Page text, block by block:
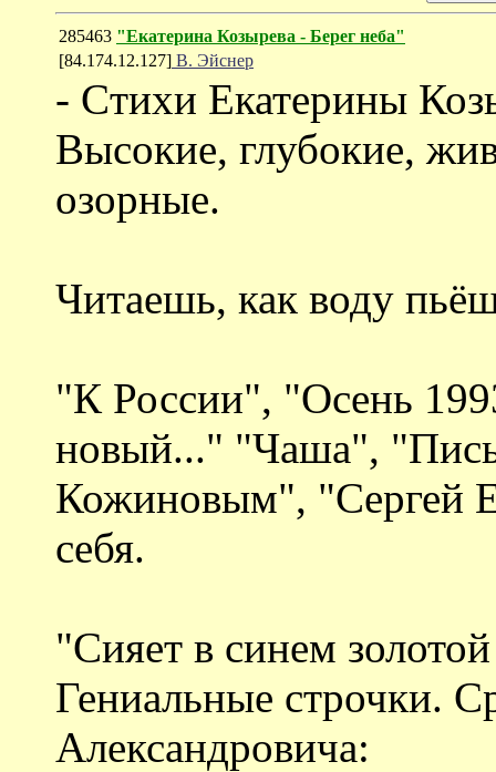
285463 "Екатерина Козырева - Берег неба"
[84.174.12.127] В. Эйснер
- Cтихи Екатерины
Высокие, глубокие,
озорные.
Читаешь, как воду
"К России", "Осень
новый..." "Чаша",
Кожиновым", "Сергей
себя.
"Сияет в синем
Гениальные строчки.
Александровича: